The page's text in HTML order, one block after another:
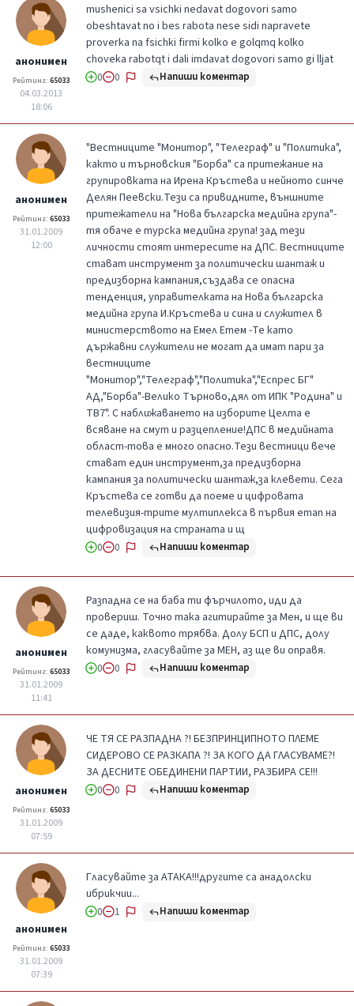
анонимен
Рейтинг: 65033
04.03.2013
18:06
mushenici sa vsichki nedavat dogovori samo
obeshtavat no i bes rabota nese sidi napravete
proverka na fsichki firmi kolko e golqmq kolko
choveka rabotqt i dali imdavat dogovori samo gi lljat
0 0 Напиши коментар
анонимен
Рейтинг: 65033
31.01.2009
12:00
"Вестниците "Монитор", "Телеграф" и "Политика",
както и търновския "Борба" са притежание на
групировката на Ирена Кръстева и нейното синче
Делян Пеевски.Тези са привидните, външните
притежатели на "Нова българска медийна група"-
тя обаче e турска медийна група! зад тези
личности стоят интересите на ДПС. Bестницитe
стават инструмент за политически шантаж и
предизборна кампания,създава се опасна
тенденция, управителката на Нова българска
медийна група И.Кръстева и синa и служител в
министерството на Емел Етем -Те като
държавни служители не могат да имат пари за
вестниците
"Монитор","Телеграф","Политика","Еспрес БГ"
АД,"Борба"-Велико Търново,дял от ИПК "Родина" и
ТВ7". С наближаването на изборите Целта е
всяване на смут и разцепление!ДПС в медийната
област-това е много опасно.Тези вестници вече
стават един инструмент,за предизборна
кампания за политически шантаж,за клевети. Cега
Кръстева се готви да поеме и цифровата
телевизия-трите мултиплекса в първия етап на
цифровизация на страната и щ
0 0 Напиши коментар
анонимен
Рейтинг: 65033
31.01.2009
11:41
Разпадна се на баба ти фърчилото, иди да
провериш. Точно така агитирайте за Мен, и ще ви
се даде, каквото трябва. Долу БСП и ДПС, долу
комунизма, гласувайте за МЕН, аз ще ви оправя.
0 0 Напиши коментар
анонимен
Рейтинг: 65033
31.01.2009
07:59
ЧЕ ТЯ СЕ РАЗПАДНА ?! БЕЗПРИНЦИПНОТО ПЛЕМЕ
СИДЕРОВО СЕ РАЗКАПА ?! ЗА КОГО ДА ГЛАСУВАМЕ?!
ЗА ДЕСНИТЕ ОБЕДИНЕНИ ПАРТИИ, РАЗБИРА СЕ!!!
0 0 Напиши коментар
анонимен
Рейтинг: 65033
31.01.2009
07:39
Гласувайте за АТАКА!!!другите са анадолски
ибрикчии...
0 1 Напиши коментар